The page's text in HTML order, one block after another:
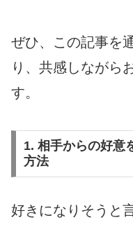
ぜひ、この記事を
り、共感しながら
す。
1. 相手からの好意
方法
好きになりそうと